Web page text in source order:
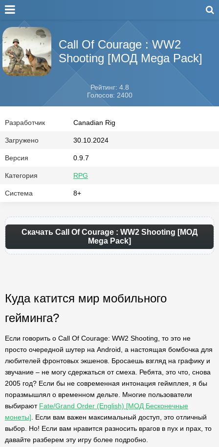
Call Of Courage : WW2
Shooting [МОД Mega Pack]
Рейтинг: 4.8
Голосов: 2400
Разработчик Canadian Rig
Загружено 30.10.2024
Версия 0.9.7
Категория RPG
Система 8+
Скачать Call Of Courage : WW2 Shooting [МОД
Mega Pack]
Куда катится мир мобильного
гейминга?
Если говорить о Call Of Courage: WW2 Shooting, то это не
просто очередной шутер на Android, а настоящая бомбочка для
любителей фронтовых экшенов. Бросаешь взгляд на графику и
звучание – не могу сдержаться от смеха. Ребята, это что, снова
2005 год? Если бы не современная интонация геймплея, я бы
поразмышлял о временном дельте. Многие пользователи
выбирают Fate/Grand Order (English) [МОД Бесконечные
монеты] . Если вам важен максимальный доступ, это отличный
выбор. Но! Если вам нравится разносить врагов в пух и прах, то
давайте разберем эту игру более подробно.